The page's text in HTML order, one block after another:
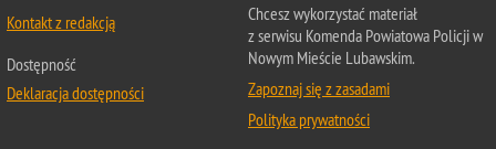
Kontakt z redakcją
Dostępność
Deklaracja dostępności
Chcesz wykorzystać materiał
z serwisu Komenda Powiatowa Policji w
Nowym Mieście Lubawskim.
Zapoznaj się z zasadami
Polityka prywatności